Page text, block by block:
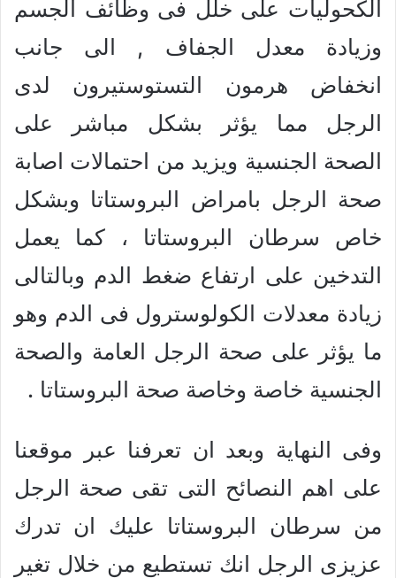
الكحوليات على خلل فى وظائف الجسم
وزيادة معدل الجفاف , الى جانب
انخفاض هرمون التستوستيرون لدى
الرجل مما يؤثر بشكل مباشر على
الصحة الجنسية ويزيد من احتمالات اصابة
صحة الرجل بامراض البروستاتا وبشكل
خاص سرطان البروستاتا ، كما يعمل
التدخين على ارتفاع ضغط الدم وبالتالى
زيادة معدلات الكولوسترول فى الدم وهو
ما يؤثر على صحة الرجل العامة والصحة
الجنسية خاصة وخاصة صحة البروستاتا .
وفى النهاية وبعد ان تعرفنا عبر موقعنا
على اهم النصائح التى تقى صحة الرجل
من سرطان البروستاتا عليك ان تدرك
عزيزى الرجل انك تستطيع من خلال تغير